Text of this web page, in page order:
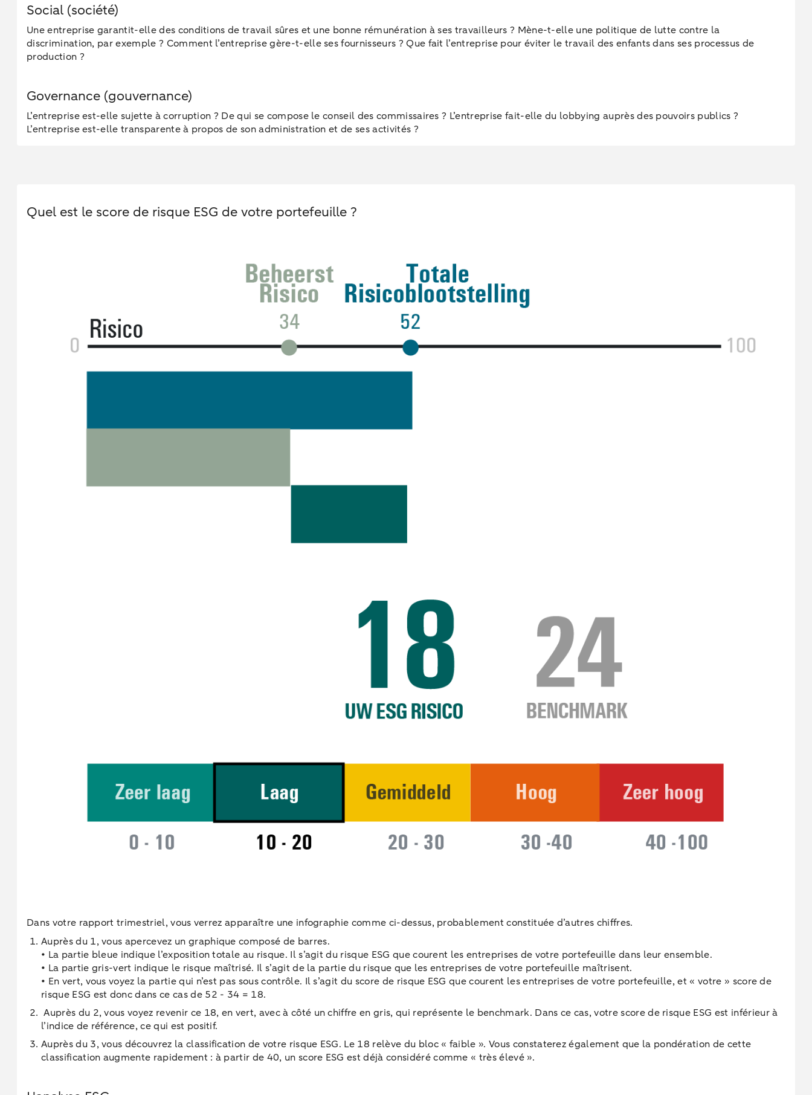
Social (société)
Une entreprise garantit-elle des conditions de travail sûres et une bonne rémunération à ses travailleurs ? Mène-t-elle une politique de lutte contre la
discrimination, par exemple ? Comment l’entreprise gère-t-elle ses fournisseurs ? Que fait l’entreprise pour éviter le travail des enfants dans ses processus de
production ?
Governance (gouvernance)
L’entreprise est-elle sujette à corruption ? De qui se compose le conseil des commissaires ? L’entreprise fait-elle du lobbying auprès des pouvoirs publics ?
L’entreprise est-elle transparente à propos de son administration et de ses activités ?
Quel est le score de risque ESG de votre portefeuille ?
Dans votre rapport trimestriel, vous verrez apparaître une infographie comme ci-dessus, probablement constituée d’autres chiffres.
Auprès du 1, vous apercevez un graphique composé de barres.
• La partie bleue indique l’exposition totale au risque. Il s’agit du risque ESG que courent les entreprises de votre portefeuille dans leur ensemble.
• La partie gris-vert indique le risque maîtrisé. Il s’agit de la partie du risque que les entreprises de votre portefeuille maîtrisent.
• En vert, vous voyez la partie qui n’est pas sous contrôle. Il s’agit du score de risque ESG que courent les entreprises de votre portefeuille, et « votre » score de
risque ESG est donc dans ce cas de 52 - 34 = 18.
Auprès du 2, vous voyez revenir ce 18, en vert, avec à côté un chiffre en gris, qui représente le benchmark. Dans ce cas, votre score de risque ESG est inférieur à
l’indice de référence, ce qui est positif.
Auprès du 3, vous découvrez la classification de votre risque ESG. Le 18 relève du bloc « faible ». Vous constaterez également que la pondération de cette
classification augmente rapidement : à partir de 40, un score ESG est déjà considéré comme « très élevé ».